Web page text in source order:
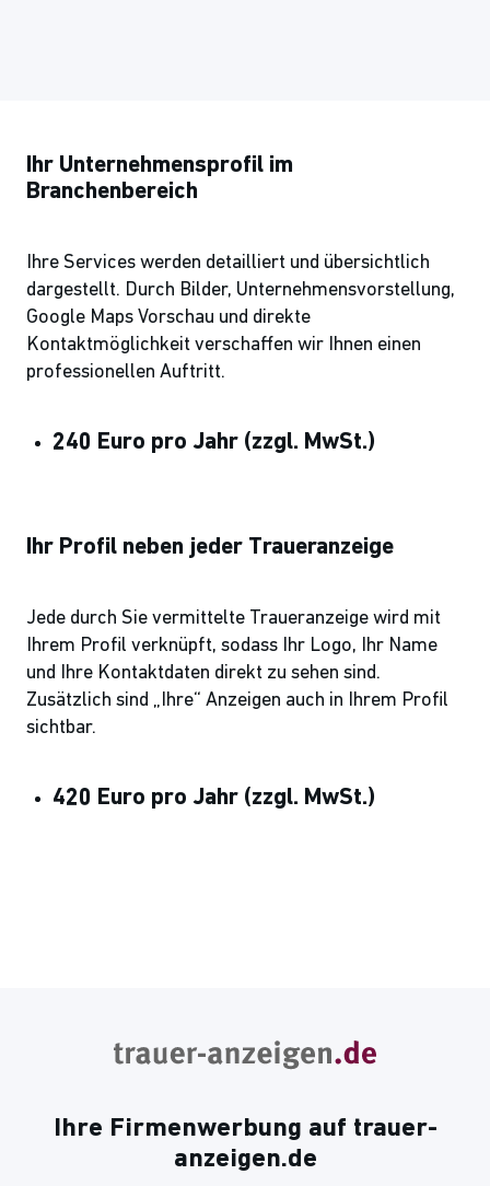
Ihr Unternehmensprofil im
Branchenbereich
Ihre Services werden detailliert und übersichtlich
dargestellt. Durch Bilder, Unternehmensvorstellung,
Google Maps Vorschau und direkte
Kontaktmöglichkeit verschaffen wir Ihnen einen
professionellen Auftritt.
240 Euro pro Jahr (zzgl. MwSt.)
Ihr Profil neben jeder Traueranzeige
Jede durch Sie vermittelte Traueranzeige wird mit
Ihrem Profil verknüpft, sodass Ihr Logo, Ihr Name
und Ihre Kontaktdaten direkt zu sehen sind.
Zusätzlich sind „Ihre“ Anzeigen auch in Ihrem Profil
sichtbar.
420 Euro pro Jahr (zzgl. MwSt.)
Ihre Firmenwerbung auf trauer-
anzeigen.de